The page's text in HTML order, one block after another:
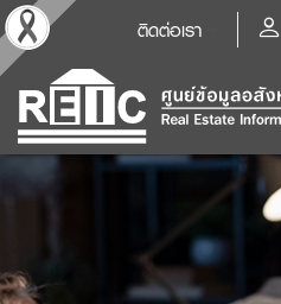
ติดต่อเรา